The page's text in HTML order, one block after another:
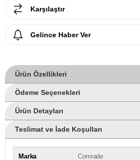
Karşılaştır
Gelince Haber Ver
Ürün Özellikleri
Ödeme Seçenekleri
Ürün Detayları
Teslimat ve İade Koşulları
Marka Comrade